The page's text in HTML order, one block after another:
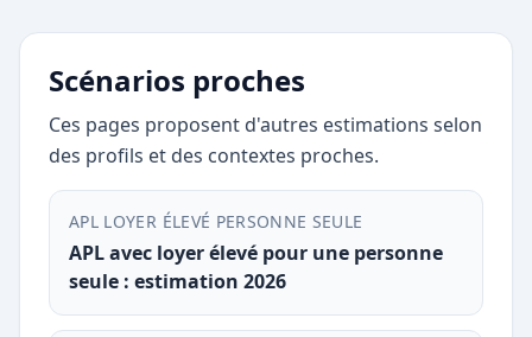
Scénarios proches
Ces pages proposent d'autres estimations selon
des profils et des contextes proches.
APL LOYER ÉLEVÉ PERSONNE SEULE
APL avec loyer élevé pour une personne
seule : estimation 2026